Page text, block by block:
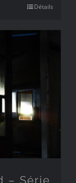
Détails
– Série